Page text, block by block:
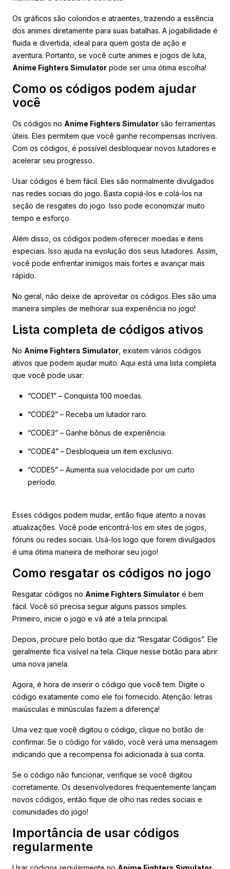
Os gráficos são coloridos e atraentes, trazendo a essência
dos animes diretamente para suas batalhas. A jogabilidade é
fluida e divertida, ideal para quem gosta de ação e
aventura. Portanto, se você curte animes e jogos de luta,
Anime Fighters Simulator pode ser uma ótima escolha!
Como os códigos podem ajudar
você
Os códigos no Anime Fighters Simulator são ferramentas
úteis. Eles permitem que você ganhe recompensas incríveis.
Com os códigos, é possível desbloquear novos lutadores e
acelerar seu progresso.
Usar códigos é bem fácil. Eles são normalmente divulgados
nas redes sociais do jogo. Basta copiá-los e colá-los na
seção de resgates do jogo. Isso pode economizar muito
tempo e esforço.
Além disso, os códigos podem oferecer moedas e itens
especiais. Isso ajuda na evolução dos seus lutadores. Assim,
você pode enfrentar inimigos mais fortes e avançar mais
rápido.
No geral, não deixe de aproveitar os códigos. Eles são uma
maneira simples de melhorar sua experiência no jogo!
Lista completa de códigos ativos
No Anime Fighters Simulator , existem vários códigos
ativos que podem ajudar muito. Aqui está uma lista completa
que você pode usar:
“CODE1” – Conquista 100 moedas.
“CODE2” – Receba um lutador raro.
“CODE3” – Ganhe bônus de experiência.
“CODE4” – Desbloqueia um item exclusivo.
“CODE5” – Aumenta sua velocidade por um curto
período.
Esses códigos podem mudar, então fique atento a novas
atualizações. Você pode encontrá-los em sites de jogos,
fóruns ou redes sociais. Usá-los logo que forem divulgados
é uma ótima maneira de melhorar seu jogo!
Como resgatar os códigos no jogo
Resgatar códigos no Anime Fighters Simulator é bem
fácil. Você só precisa seguir alguns passos simples.
Primeiro, inicie o jogo e vá até a tela principal.
Depois, procure pelo botão que diz “Resgatar Códigos”. Ele
geralmente fica visível na tela. Clique nesse botão para abrir
uma nova janela.
Agora, é hora de inserir o código que você tem. Digite o
código exatamente como ele foi fornecido. Atenção: letras
maiúsculas e minúsculas fazem a diferença!
Uma vez que você digitou o código, clique no botão de
confirmar. Se o código for válido, você verá uma mensagem
indicando que a recompensa foi adicionada à sua conta.
Se o código não funcionar, verifique se você digitou
corretamente. Os desenvolvedores frequentemente lançam
novos códigos, então fique de olho nas redes sociais e
comunidades do jogo!
Importância de usar códigos
regularmente